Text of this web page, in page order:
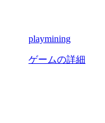
playmining
ゲームの詳細